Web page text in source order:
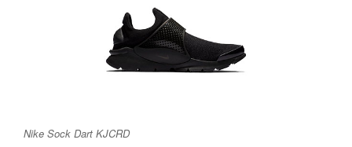
Nike Sock Dart KJCRD